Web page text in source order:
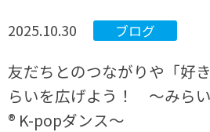
2025.10.30 ブログ
友だちとのつながりや「好
らいを広げよう！ ～みら
® K-popダンス～